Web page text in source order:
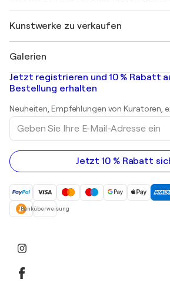
+49 30 31196995
Jobs
Entdecken Sie kuratierte Originalkunst
Marc Chagall
Banksy
Mr. Brainwash
Shepard Fairey
Kunstwerke zu verkaufen
Abstrakte Gemälde zu verkaufen
Landschaftsgemälde
Drucke
Acrylgemälde
Galerien
Kunstgalerien in Deutschland
Kunstgalerien in Schweiz
Jetzt registrieren und 10 % Rabatt
Bestellung erhalten
Neuheiten, Empfehlungen von Kuratoren,
Geben
Sie
Ihre
E-
Mail-
Adresse
Jetzt 10 % Rabatt
Banküberweisung